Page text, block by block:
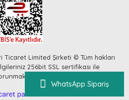
WhatsApp Sipariş
Limited Şirketi © Tüm hakları
256bit SSL sertifikası ile